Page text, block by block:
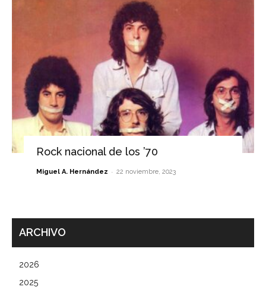
Rock nacional de los ’70
Miguel A. Hernández - 22 noviembre, 2023
ARCHIVO
2026
2025